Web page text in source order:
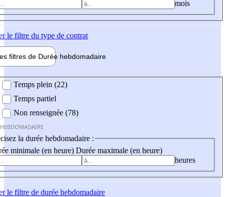
mois
le filtre du type de contrat
filtres de Durée hebdomadaire
Temps plein (22)
Temps partiel
Non renseignée (78)
la durée hebdomadaire :
minimale (en heure) Durée maximale (en heure)
heures
le filtre de durée hebdomadaire